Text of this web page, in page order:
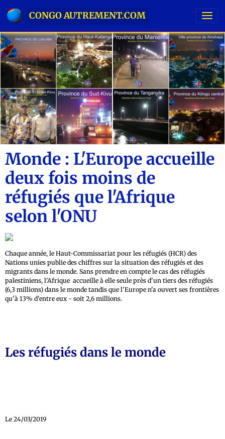
CONGO AUTREMENT.COM
Monde : L'Europe accueille
deux fois moins de
réfugiés que l'Afrique
selon l'ONU
Chaque année, le Haut-Commissariat pour les réfugiés (HCR) des
Nations unies publie des chiffres sur la situation des réfugiés et des
migrants dans le monde. Sans prendre en compte le cas des réfugiés
palestiniens, l'Afrique accueille à elle seule près d'un tiers des réfugiés
(6,3 millions) dans le monde tandis que l'Europe n'a ouvert ses frontières
qu'à 13% d'entre eux - soit 2,6 millions.
Les réfugiés dans le monde
Le 24/03/2019